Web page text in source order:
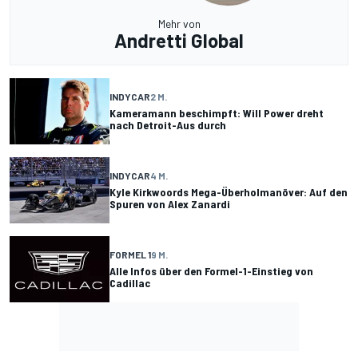
Mehr von
Andretti Global
INDYCAR2 M.
Kameramann beschimpft: Will Power dreht
nach Detroit-Aus durch
INDYCAR4 M.
Kyle Kirkwoords Mega-Überholmanöver: Auf den
Spuren von Alex Zanardi
FORMEL 19 M.
Alle Infos über den Formel-1-Einstieg von
Cadillac